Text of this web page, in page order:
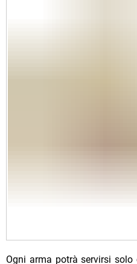
Ogni arma potrà servirsi